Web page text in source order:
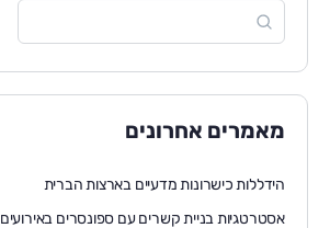
מאמרים אחרונים
הידללות כישרונות מדעיים בארצות הברית
אסטרטגיות בניית קשרים עם ספונסרים באירועים